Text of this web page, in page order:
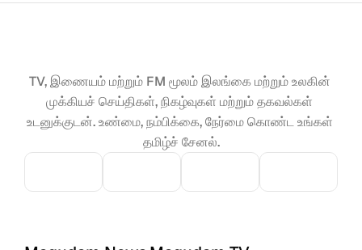
TV, இணையம் மற்றும் FM மூலம் இலங்கை மற்றும் உலகின்
முக்கியச் செய்திகள், நிகழ்வுகள் மற்றும் தகவல்கள்
உடனுக்குடன். உண்மை, நம்பிக்கை, நேர்மை கொண்ட உங்கள்
தமிழ்ச் சேனல்.